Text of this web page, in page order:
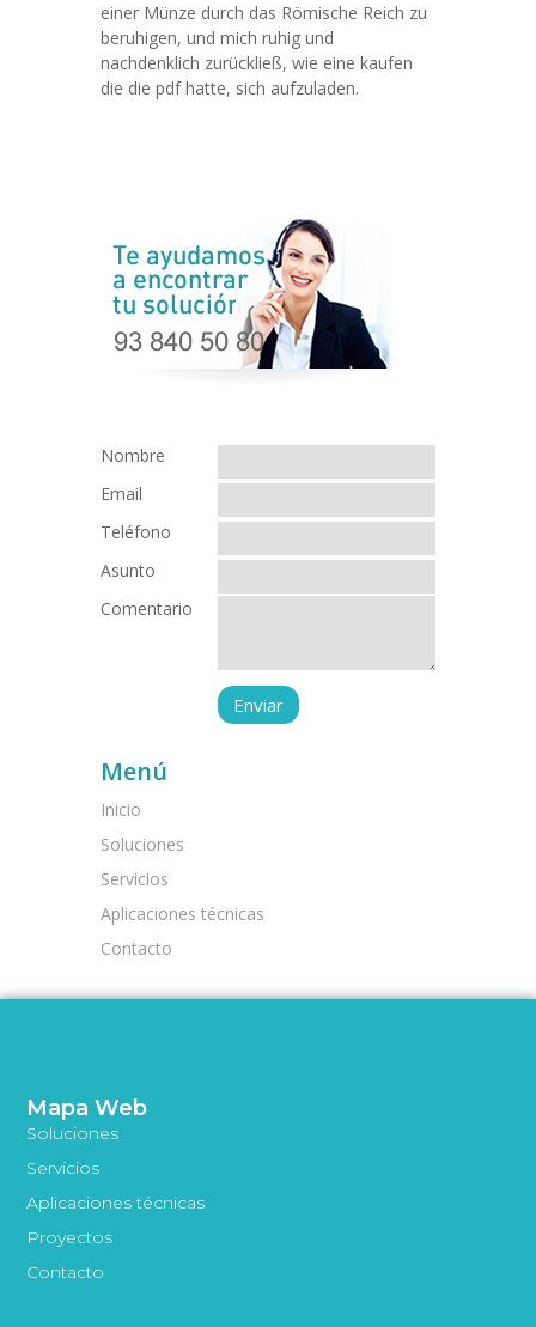
einer Münze durch das Römische Reich zu
beruhigen, und mich ruhig und
nachdenklich zurückließ, wie eine kaufen
die die pdf hatte, sich aufzuladen.
Nombre
Email
Teléfono
Asunto
Comentario
Menú
Inicio
Soluciones
Servicios
Aplicaciones técnicas
Contacto
Mapa Web
Soluciones
Servicios
Aplicaciones técnicas
Proyectos
Contacto